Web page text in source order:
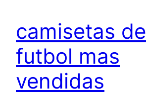
camisetas de
futbol mas
vendidas